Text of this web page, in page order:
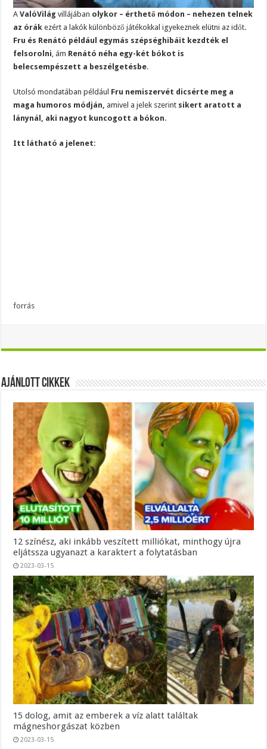
AValóVilág villájában olykor – érthető módon – nehezen telnek
az órák ezért a lakók különböző játékokkal igyekeznek elütni az időt.
Fru és Renátó például egymás szépséghibáit kezdték el
felsorolni , ám Renátó néha egy-két bókot is
belecsempészett a beszélgetésbe.
Utolsó mondatában például Fru nemiszervét dicsérte meg a
maga humoros módján, amivel a jelek szerint sikert aratott a
lánynál, aki nagyot kuncogott a bókon.
Itt látható a jelenet:
forrás
Ajánlott Cikkek
12 színész, aki inkább veszített milliókat, minthogy újra
eljátssza ugyanazt a karaktert a folytatásban
2023-03-15
15 dolog, amit az emberek a víz alatt találtak
mágneshorgászat közben
2023-03-15